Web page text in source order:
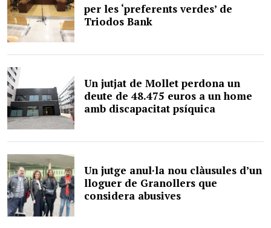
per les ‘preferents verdes’ de
Triodos Bank
Un jutjat de Mollet perdona un
deute de 48.475 euros a un home
amb discapacitat psíquica
Un jutge anul·la nou clàusules d’un
lloguer de Granollers que
considera abusives